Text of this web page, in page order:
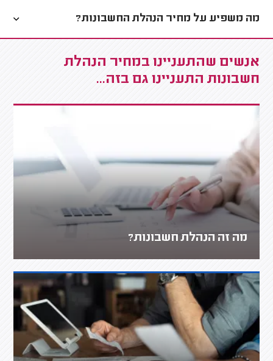
מה משפיע על מחיר הנהלת החשבונות?
אנשים שהתעניינו במחיר הנהלת
חשבונות התעניינו גם בזה...
מה זה הנהלת חשבונות?